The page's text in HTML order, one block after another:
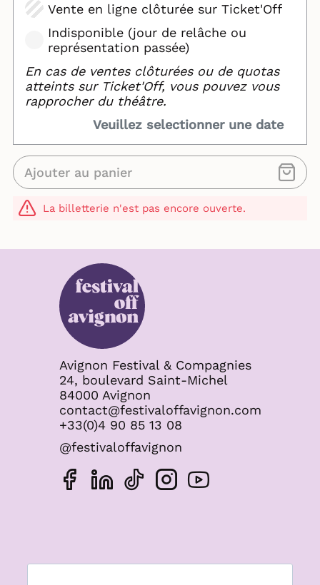
Vente en ligne clôturée sur Ticket'Off
Indisponible (jour de relâche ou
représentation passée)
En cas de ventes clôturées ou de quotas
atteints sur Ticket'Off, vous pouvez vous
rapprocher du théâtre.
Veuillez selectionner une date
Ajouter au panier
La billetterie n'est pas encore ouverte.
Avignon Festival & Compagnies
24, boulevard Saint-Michel
84000 Avignon
contact@festivaloffavignon.com
+33(0)4 90 85 13 08
@festivaloffavignon